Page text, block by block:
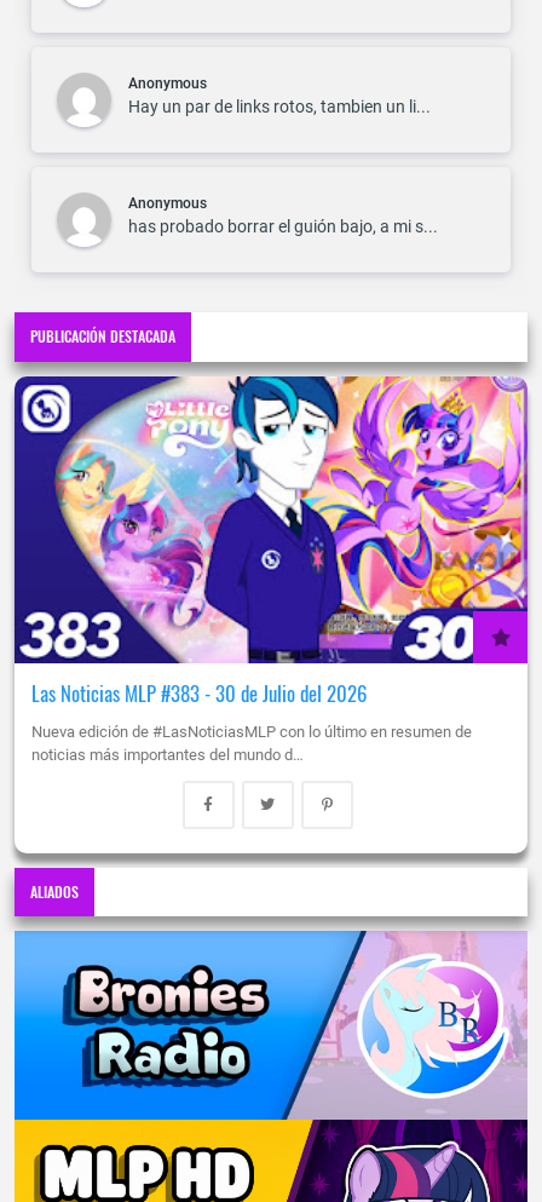
Anonymous
Hay un par de links rotos, tambien un li...
Anonymous
has probado borrar el guión bajo, a mi s...
PUBLICACIÓN DESTACADA
Las Noticias MLP #383 - 30 de Julio del 2026
Nueva edición de #LasNoticiasMLP con lo último en resumen de
noticias más importantes del mundo d…
ALIADOS